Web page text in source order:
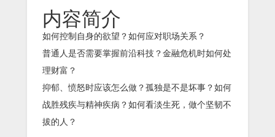
内容简介
如何控制自身的欲望？如何应对职场关系？
普通人是否需要掌握前沿科技？金融危机时如何处
理财富？
抑郁、愤怒时应该怎么做？孤独是不是坏事？如何
战胜残疾与精神疾病？如何看淡生死，做个坚韧不
拔的人？